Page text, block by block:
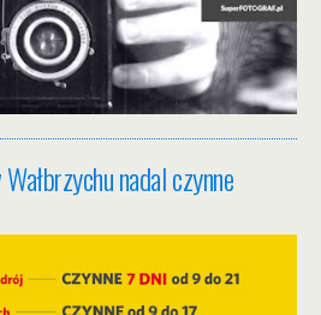
nadal czynne